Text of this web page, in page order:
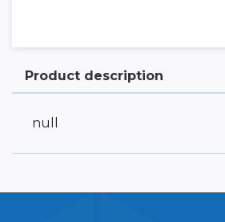
Product description
null